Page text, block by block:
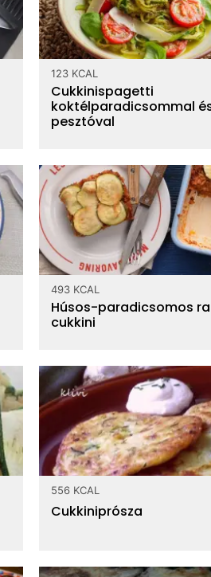
123 KCAL
Cukkinispagetti
koktélparadicsommal
pesztóval
493 KCAL
Húsos-paradicsomos
cukkini
556 KCAL
Cukkiniprósza